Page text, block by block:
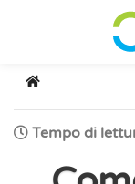
Salta al
Home
Tempo di